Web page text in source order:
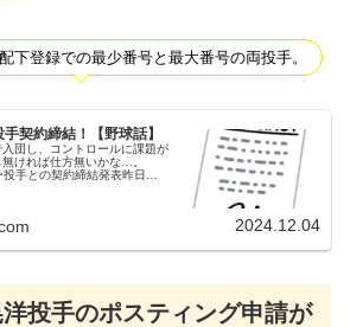
下登録での最少番号と最大番号の両投手。
契約締結！【野球話】
団し、コントロールに課題が
ければ仕方無いかな…。
手との契約締結発表昨日
2024.12.04
投手のポスティング申請が